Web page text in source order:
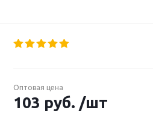
Оптовая цена
103 руб. /шт